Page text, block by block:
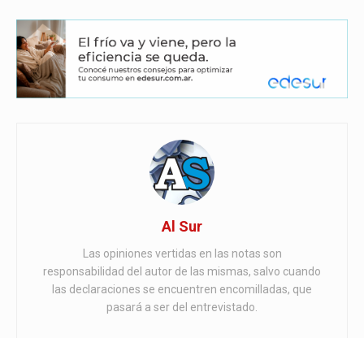
Al Sur
Las opiniones vertidas en las notas son
responsabilidad del autor de las mismas, salvo cuando
las declaraciones se encuentren encomilladas, que
pasará a ser del entrevistado.